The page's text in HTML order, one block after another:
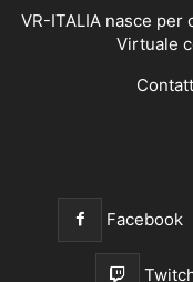
VR-ITALIA nasce per
Virtuale
Facebook